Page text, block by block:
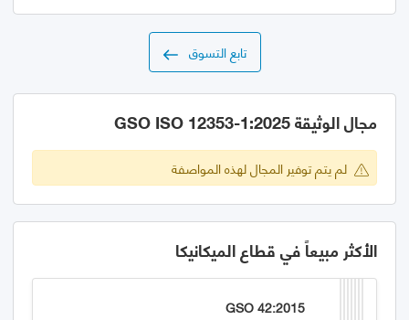
تابع التسوق
مجال الوثيقة GSO ISO 12353-1:2025
لم يتم توفير المجال لهذه المواصفة
الأكثر مبيعاً في قطاع الميكانيكا
GSO 42:2015